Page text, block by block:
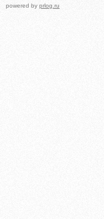
powered by prlog.ru